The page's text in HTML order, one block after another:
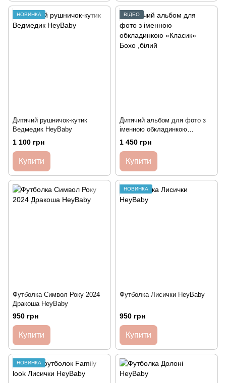
НОВИНКА
Дитячий рушничок-кутик
Ведмедик HeyBaby
1 100 грн
Купити
ВІДЕО
Дитячий альбом для фото з
іменною обкладинкою
«Класик» Бохо ,білий
1 450 грн
Купити
Футболка Символ Року 2024
Дракоша HeyBaby
950 грн
Купити
НОВИНКА
Футболка Лисички HeyBaby
950 грн
Купити
НОВИНКА